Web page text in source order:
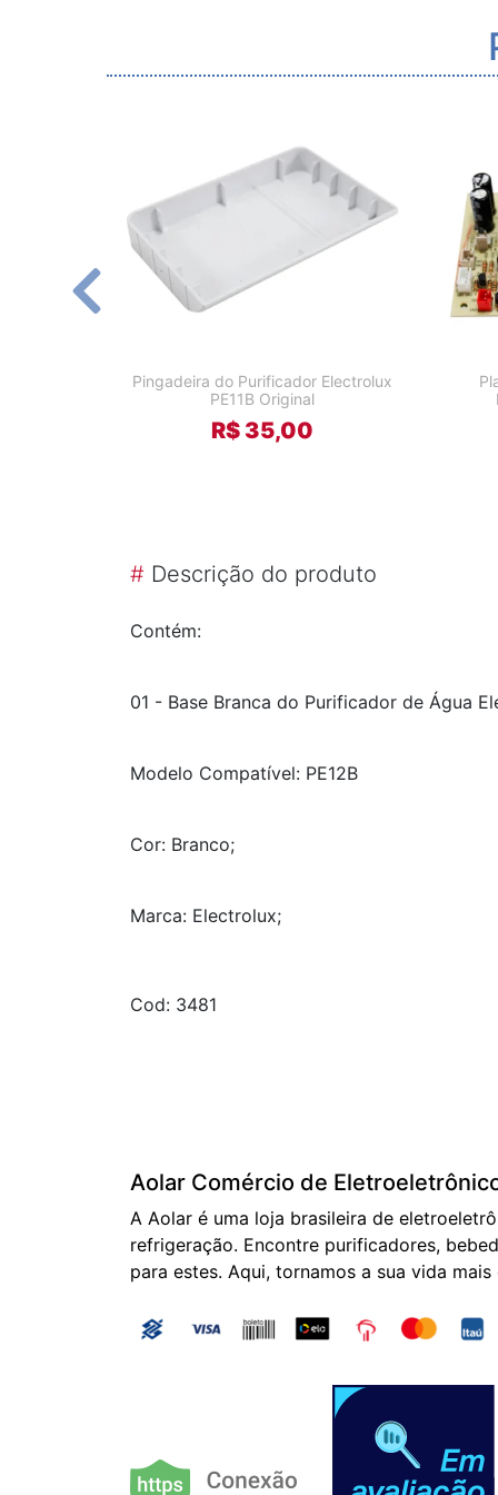
Pingadeira do Purificador Electrolux
PE11B Original
R$ 35,00
# Descrição do produto
Contém:
01 - Base Branca do Purificador de Água
Modelo Compatível: PE12B
Cor: Branco;
Marca: Electrolux;
Cod: 3481
Aolar Comércio de
A Aolar é uma loja brasileira de
refrigeração. Encontre purificadores,
para estes. Aqui, tornamos a sua vida